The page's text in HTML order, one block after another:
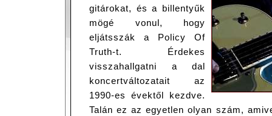
gitárokat, és a billentyűk
mögé vonul, hogy
eljátsszák a Policy Of
Truth-t. Érdekes
visszahallgatni a dal
koncertváltozatait az
1990-es évektől kezdve.
Talán ez az egyetlen olyan szám,